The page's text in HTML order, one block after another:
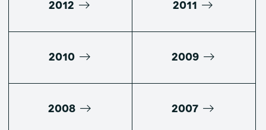
2012 2011
2010 2009
2008 2007